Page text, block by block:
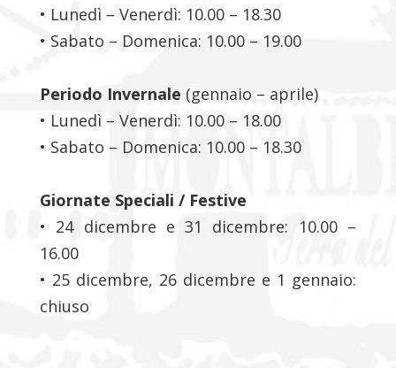
• Lunedì – Venerdì: 10.00 – 18.30
• Sabato – Domenica: 10.00 – 19.00
Periodo Invernale (gennaio – aprile)
• Lunedì – Venerdì: 10.00 – 18.00
• Sabato – Domenica: 10.00 – 18.30
Giornate Speciali / Festive
• 24 dicembre e 31 dicembre: 10.00 –
16.00
• 25 dicembre, 26 dicembre e 1 gennaio:
chiuso